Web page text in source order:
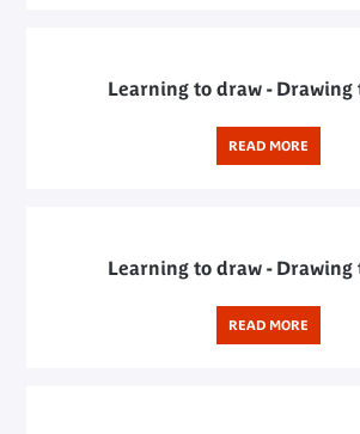
Learning to draw - Drawing
READ MORE
Learning to draw - Drawing
READ MORE